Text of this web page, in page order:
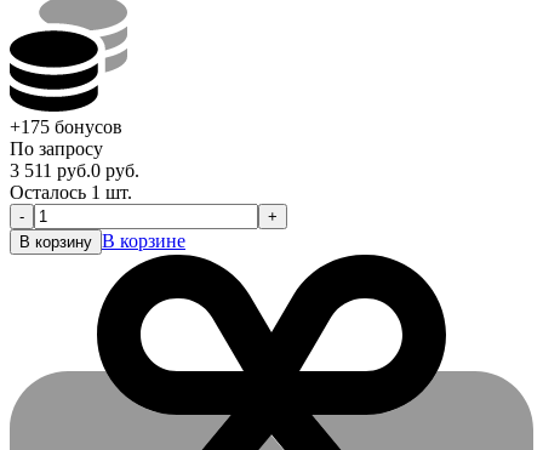
+175 бонусов
По запросу
3 511 руб.0 руб.
Осталось 1 шт.
-
+
В корзину В корзине